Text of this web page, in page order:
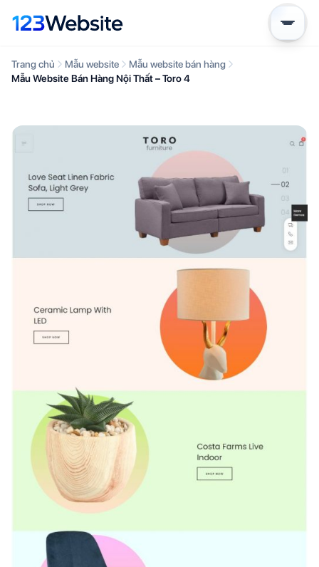
Trang chủ Mẫu website
Mẫu website bán hàng
Mẫu Website Bán Hàng Nội Thất – Toro 4